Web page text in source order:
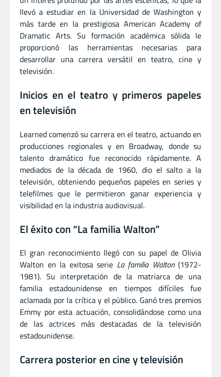
llevó a estudiar en la Universidad de Washington y
más tarde en la prestigiosa American Academy of
Dramatic Arts. Su formación académica sólida le
proporcionó las herramientas necesarias para
desarrollar una carrera versátil en teatro, cine y
televisión.
Inicios en el teatro y primeros papeles
en televisión
Learned comenzó su carrera en el teatro, actuando en
producciones regionales y en Broadway, donde su
talento dramático fue reconocido rápidamente. A
mediados de la década de 1960, dio el salto a la
televisión, obteniendo pequeños papeles en series y
telefilmes que le permitieron ganar experiencia y
visibilidad en la industria audiovisual.
El éxito con “La familia Walton”
El gran reconocimiento llegó con su papel de Olivia
Walton en la exitosa serie La familia Walton(1972-
1981). Su interpretación de la matriarca de una
familia estadounidense en tiempos difíciles fue
aclamada por la crítica y el público. Ganó tres premios
Emmy por esta actuación, consolidándose como una
de las actrices más destacadas de la televisión
estadounidense.
Carrera posterior en cine y televisión